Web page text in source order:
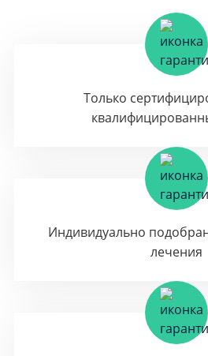
Только
Индивидуально
лечения